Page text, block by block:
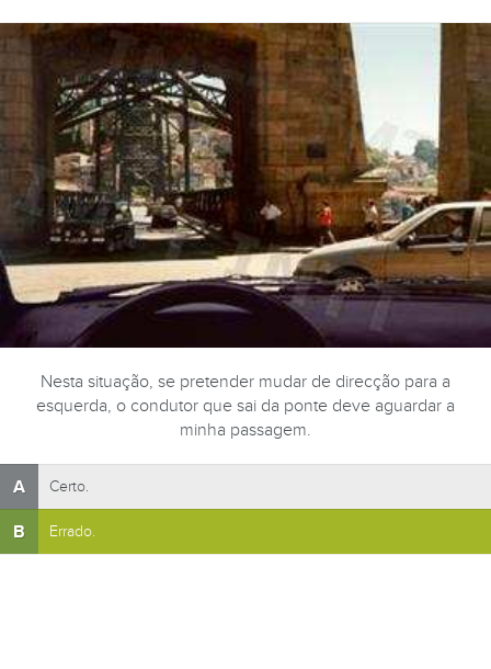
Nesta situação, se pretender mudar de direcção para a
esquerda, o condutor que sai da ponte deve aguardar a
minha passagem.
A Certo.
B Errado.